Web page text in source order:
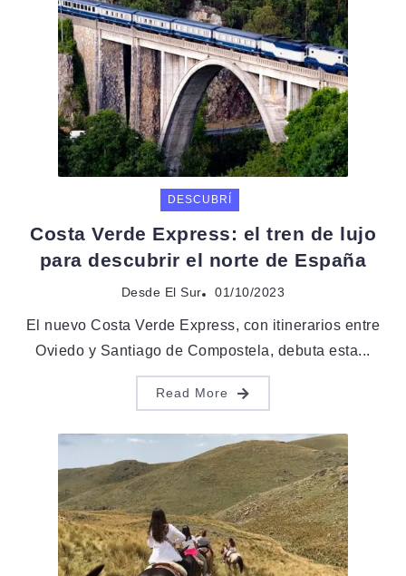
DESCUBRÍ
Costa Verde Express: el tren de lujo
para descubrir el norte de España
Desde El Sur 01/10/2023
El nuevo Costa Verde Express, con itinerarios entre
Oviedo y Santiago de Compostela, debuta esta...
Read More